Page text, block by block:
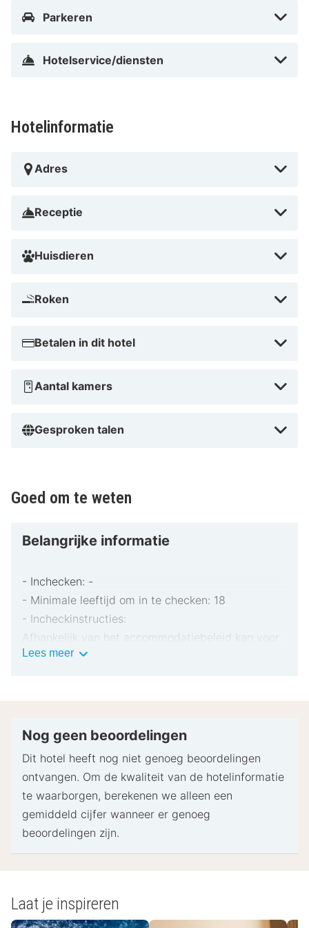
Parkeren
Hotelservice/diensten
Hotelinformatie
Adres
Receptie
Huisdieren
Roken
Betalen in dit hotel
Aantal kamers
Gesproken talen
Goed om te weten
Belangrijke informatie
- Inchecken: -
- Minimale leeftijd om in te checken: 18
- Incheckinstructies:
Afhankelijk van het accommodatiebeleid kan voor
extra personen een toeslag in rekening worden
pinpas of borgsom in contanten te verstrekken
Speciale verzoeken worden onder voorbehoud van
beschikbaarheid bij het inchecken ingewilligd.
Hiervoor kunnen extra kosten in rekening worden
gebracht. Speciale verzoeken kunnen niet worden
gegarandeerd.
- Speciale instructies:
Lees meerBelangrijke
Nog geen beoordelingen
Dit hotel heeft nog niet genoeg beoordelingen
ontvangen. Om de kwaliteit van de hotelinformatie
te waarborgen, berekenen we alleen een
gemiddeld cijfer wanneer er genoeg
beoordelingen zijn.
Laat je inspireren